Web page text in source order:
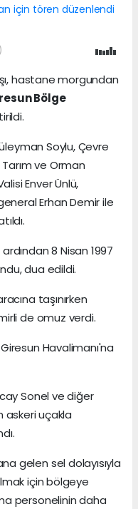
hastane morgundan
Bölge
Soylu, Çevre
ve Orman
Enver Ünlü,
Erhan Demir ile
8 Nisan 1997
dua edildi.
taşınırken
de omuz verdi.
Havalimanı'na
Sonel ve diğer
askeri uçakla
gelen sel dolayısıyla
için bölgeye
personelinin daha